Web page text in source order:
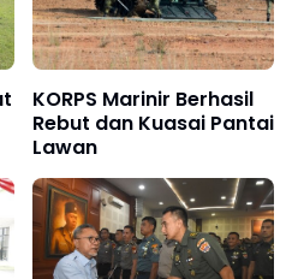
KORPS Marinir Berhasil
Rebut dan Kuasai Pantai
Lawan